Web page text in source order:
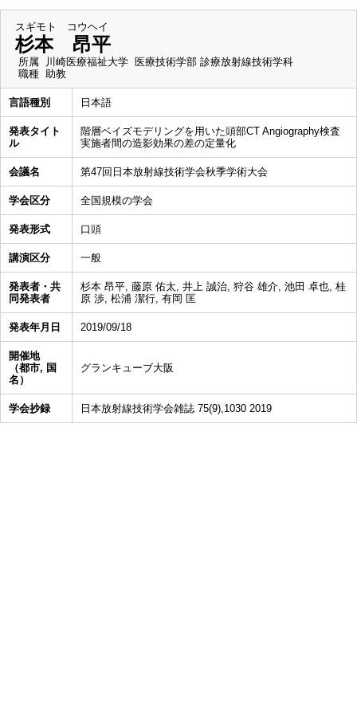
スギモト コウヘイ
杉本 昂平
所属
川崎医療福祉大学 医療技術学部 診療放射線技術学科
職種 助教
言語種別 日本語
発表タイト
ル
階層ベイズモデリングを用いた頭部CT Angiography検査
実施者間の造影効果の差の定量化
会議名 第47回日本放射線技術学会秋季学術大会
学会区分 全国規模の学会
発表形式 口頭
講演区分 一般
発表者・共
同発表者
杉本 昂平, 藤原 佑太, 井上 誠治, 狩谷 雄介, 池田 卓也, 桂
原 渉, 松浦 潔行, 有岡 匡
発表年月日 2019/09/18
開催地
（都市, 国
名）
グランキューブ大阪
学会抄録 日本放射線技術学会雑誌 75(9),1030 2019